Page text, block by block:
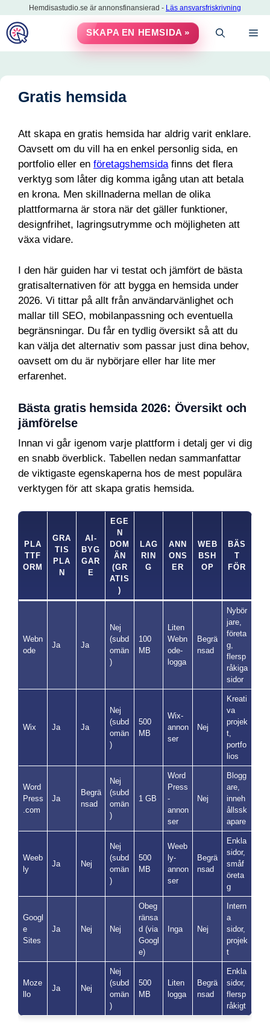
till
innehåll
Hemdisastudio.se är annonsfinansierad - Läs ansvarsfriskrivning
SKAPA EN HEMSIDA »
Gratis hemsida
Att skapa en gratis hemsida har aldrig varit enklare.
Oavsett om du vill ha en enkel personlig sida, en
portfolio eller en företagshemsidafinns det flera
verktyg som låter dig komma igång utan att betala
en krona. Men skillnaderna mellan de olika
plattformarna är stora när det gäller funktioner,
designfrihet, lagringsutrymme och möjligheten att
växa vidare.
I den här guiden har vi testat och jämfört de bästa
gratisalternativen för att bygga en hemsida under
2026. Vi tittar på allt från användarvänlighet och
mallar till SEO, mobilanpassning och eventuella
begränsningar. Du får en tydlig översikt så att du
kan välja det alternativ som passar just dina behov,
oavsett om du är nybörjare eller har lite mer
erfarenhet.
Bästa gratis hemsida 2026: Översikt och
jämförelse
Innan vi går igenom varje plattform i detalj ger vi dig
en snabb överblick. Tabellen nedan sammanfattar
de viktigaste egenskaperna hos de mest populära
verktygen för att skapa gratis hemsida.
PLA
TTF
ORM
GRA
TIS
PLA
N
AI-
BYG
GAR
E
EGE
N
DOM
ÄN
(GR
ATIS
)
LAG
RIN
G
ANN
ONS
ER
WEB
BSH
OP
BÄS
T
FÖR
Webn
ode
Ja Ja
Nej
(subd
omän
)
100
MB
Liten
Webn
ode-
logga
Begrä
nsad
Nybör
jare,
företa
g,
flersp
råkiga
sidor
Wix Ja Ja
Nej
(subd
omän
)
500
MB
Wix-
annon
ser
Nej
Kreati
va
projek
t,
portfo
lios
Word
Press
.com
Ja
Begrä
nsad
Nej
(subd
omän
)
1 GB
Word
Press
-
annon
ser
Nej
Blogg
are,
inneh
ållssk
apare
Weeb
ly
Ja Nej
Nej
(subd
omän
)
500
MB
Weeb
ly-
annon
ser
Begrä
nsad
Enkla
sidor,
småf
öreta
g
Googl
e
Sites
Ja Nej Nej
Obeg
ränsa
d (via
Googl
e)
Inga Nej
Intern
a
sidor,
projek
t
Moze
llo
Ja Nej
Nej
(subd
omän
)
500
MB
Liten
logga
Begrä
nsad
Enkla
sidor,
flersp
råkigt